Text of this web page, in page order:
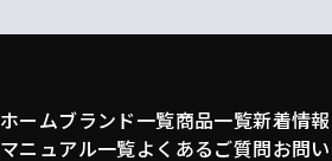
ホームブランド一覧商品一覧新着情報
マニュアル一覧よくあるご質問お問